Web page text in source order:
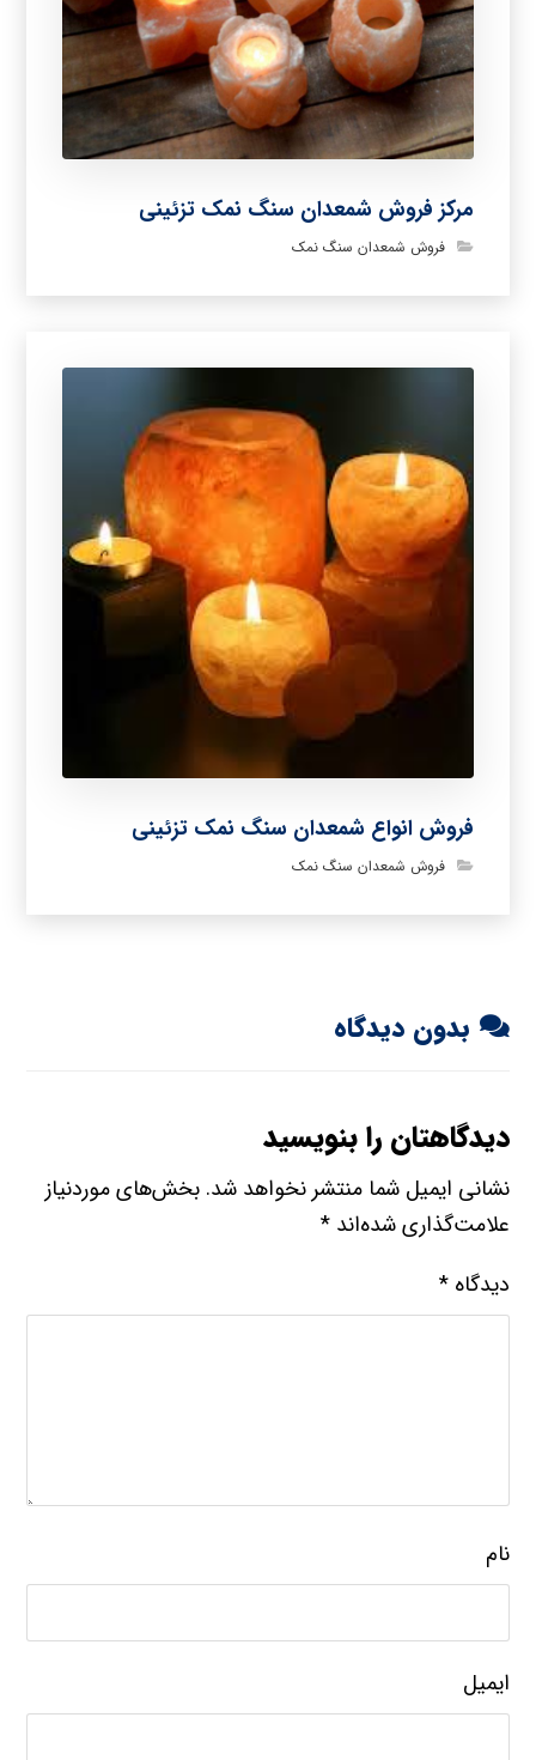
مرکز فروش شمعدان سنگ نمک تزئینی
فروش شمعدان سنگ نمک
فروش انواع شمعدان سنگ نمک تزئینی
فروش شمعدان سنگ نمک
بدون دیدگاه
دیدگاهتان را بنویسید
نشانی ایمیل شما منتشر نخواهد شد. بخش‌های موردنیاز
علامت‌گذاری شده‌اند*
دیدگاه*
نام
ایمیل